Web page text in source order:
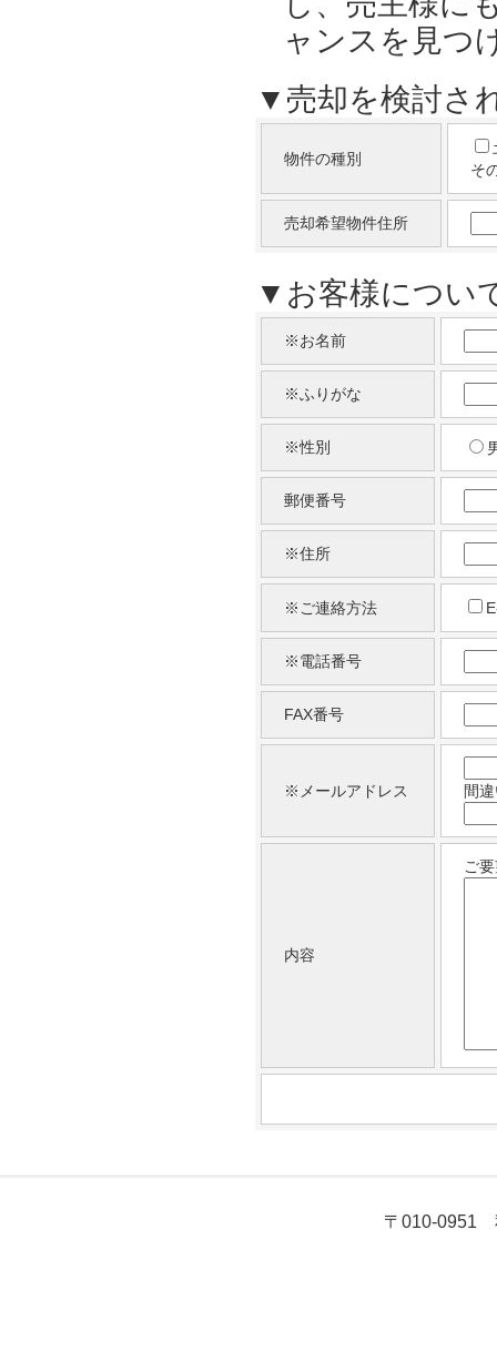
ャンスを見つ
▼売却を検討さ
物件の種別
そ
売却希望物件住所
▼お客様につい
※お名前
※ふりがな
※性別
郵便番号
※住所
※ご連絡方法
※電話番号
FAX番号
※メールアドレス 間
内容
ご
〒010-0951